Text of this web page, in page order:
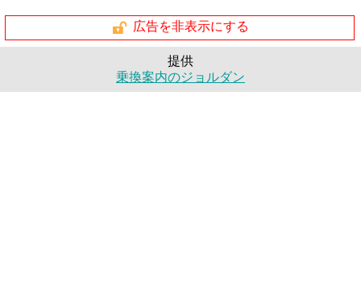
広告を非表示にする
提供
乗換案内のジョルダン